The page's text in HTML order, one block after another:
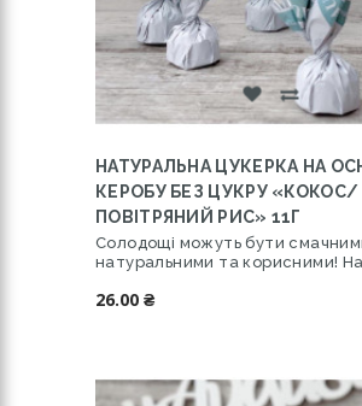
НАТУРАЛЬНА ЦУКЕРКА НА
КЕРОБУ БЕЗ ЦУКРУ «КОКОС/
ПОВІТРЯНИЙ РИС» 11Г
Солодощі можуть бути
натуральними та корисними!
26.00 ₴